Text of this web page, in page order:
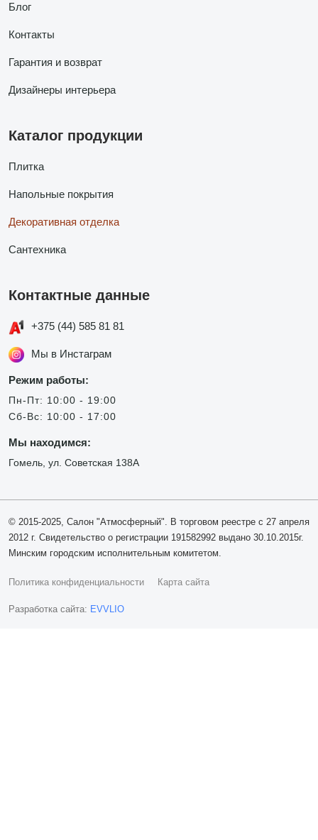
Блог
Контакты
Гарантия и возврат
Дизайнеры интерьера
Каталог продукции
Плитка
Напольные покрытия
Декоративная отделка
Сантехника
Контактные данные
+375 (44) 585 81 81
Мы в Инстаграм
Режим работы:
Пн-Пт: 10:00 - 19:00
Сб-Вс: 10:00 - 17:00
Мы находимся:
Гомель, ул. Советская 138А
© 2015-2025, Салон "Атмосферный". В торговом реестре с 27 апреля
2012 г. Свидетельство о регистрации 191582992 выдано 30.10.2015г.
Минским городским исполнительным комитетом.
Политика конфиденциальности Карта сайта
Разработка сайта: EVVLIO